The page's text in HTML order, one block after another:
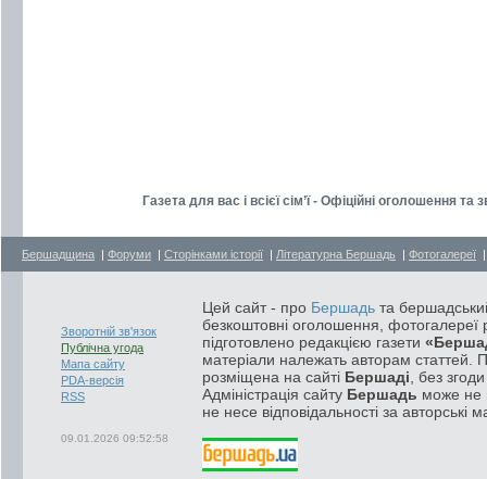
Газета для вас і всієї сім’ї - Офіційні оголошення
Бершадщина | Форуми | Сторінками історії | Літературна Бершадь | Фотогалереї
Зворотній зв'язок
Публічна угода
Мапа сайту
PDA-версія
RSS
09.01.2026 09:52:58
Цей сайт - про Бершадь та
безкоштовні оголошення, фотогалереї
підготовлено редакцією газети
матеріали належать авторам статтей.
розміщена на сайті Бершаді , без
Адміністрація сайту Бершадь може не
не несе відповідальності за авторські